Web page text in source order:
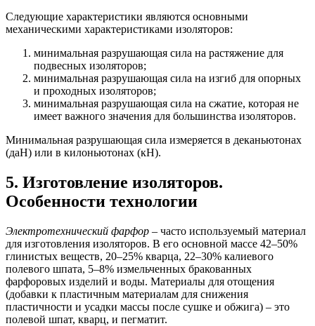
Следующие характеристики являются основными
механическими характеристиками изоляторов:
минимальная разрушающая сила на растяжение для
подвесных изоляторов;
минимальная разрушающая сила на изгиб для опорных
и проходных изоляторов;
минимальная разрушающая сила на сжатие, которая не
имеет важного значения для большинства изоляторов.
Минимальная разрушающая сила измеряется в деканьютонах
(даН) или в килоньютонах (кН).
5. Изготовление изоляторов.
Особенности технологии
Электротехнический фарфор – часто используемый материал
для изготовления изоляторов. В его основной массе 42–50%
глинистых веществ, 20–25% кварца, 22–30% калиевого
полевого шпата, 5–8% измельченных бракованных
фарфоровых изделий и воды. Материалы для отощения
(добавки к пластичным материалам для снижения
пластичности и усадки массы после сушке и обжига) – это
полевой шпат, кварц, и пегматит.